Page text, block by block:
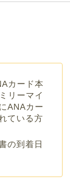
カード本
リーマイ
ANAカー
ている方
の到着日